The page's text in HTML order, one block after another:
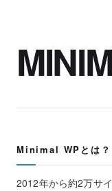
Minimal WPとは？
2012年から約2万サ